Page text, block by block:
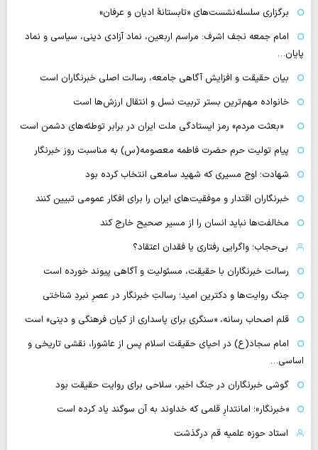
برگزاری سلسله‌نشست‌های «تابستانهٔ ادیان و عرفان»
امام جمعه نجف اشرف: مراسم اربعین، نماد آزادی دینی، سیاسی و نماد
پایان…
بیان حقیقت و افزایش آگاهی جامعه، رسالت اصلی خبرنگاران است
خانواده مهم‌ترین بستر تربیت نسل و انتقال ارزش‌ها است
«بعثت مردم» رمز ایستادگی ملت ایران در برابر توطئه‌های دشمن است
پیام تولیت حرم حضرت فاطمه معصومه(س) به مناسبت روز خبرنگار
شهادت؛ اوج مسیری که شهید سامعی انتخاب کرده بود
خبرنگاران اقتدار و موفقیت‌های ایران را برای افکار عمومی تبیین کنند
مخالفت‌ها نباید انسان را از مسیر صحیح خارج کند
بی‌حجاب؛ واگرایی رفتاری یا فقدان اعتقاد؟
رسالت خبرنگاران با حقیقت، مسئولیت و آگاهی پیوند خورده است
جنگ روایت‌ها و دکترین امید؛ رسالتِ خبرنگار در عصرِ نبردِ شناختی
قلم اصحاب رسانه، «سنگری برای پاسداری از کیان فرهنگی و دینی» است
امام سجاد(ع) در احیای حقیقت اسلام پس از عاشورا، نقشی تاریخی و
اساسی…
گوشی خبرنگاران در جنگ اخیر، سلاحی برای روایت حقیقت بود
«خبرنگار»؛ امانتدارِ قلمی که خداوند به آن سوگند یاد کرده است
استاد حوزه علمیه قم درگذشت